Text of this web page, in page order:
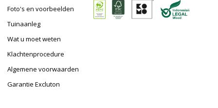
Foto's en voorbeelden
Tuinaanleg
Wat u moet weten
Klachtenprocedure
Algemene voorwaarden
Garantie Excluton